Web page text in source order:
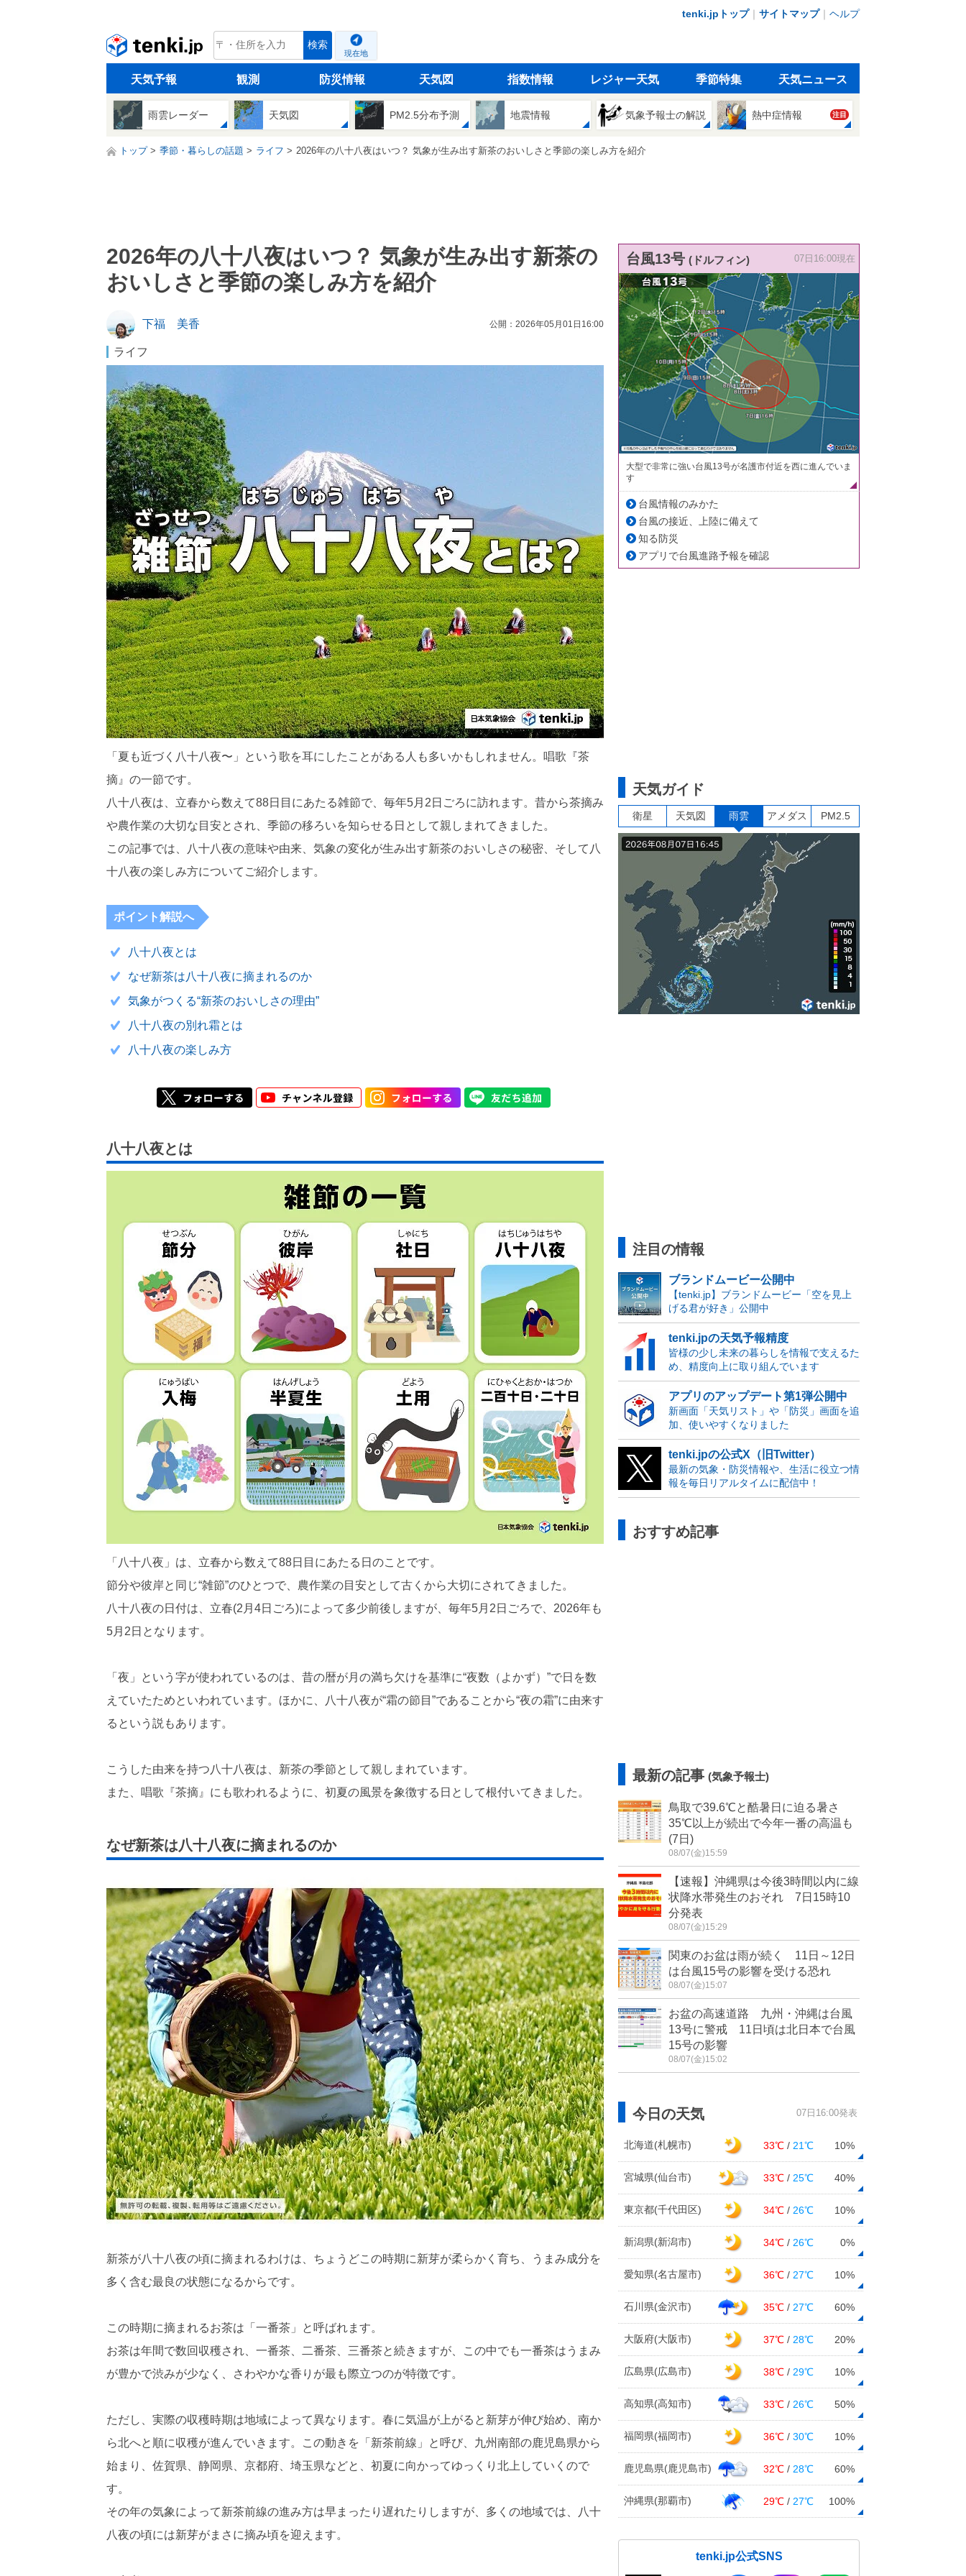
tenki.jpトップ｜ サイトマップ｜ ヘルプ
tenki.jp 検索
現在地
天気予報 観測 防災情報 天気図 指数情報 レジャー天気 季節特集 天気ニュース
雨雲レーダー 天気図 PM2.5分布予測 地震情報 気象予報士の解説 熱中症情報 注目
トップ 季節・暮らしの話題 ライフ 2026年の八十八夜はいつ？ 気象が生み出す新茶のおいしさと季節の楽しみ方を紹介
2026年の八十八夜はいつ？ 気象が生み出す新茶の
おいしさと季節の楽しみ方を紹介
下福 美香 公開：2026年05月01日16:00
ライフ
「夏も近づく八十八夜〜」という歌を耳にしたことがある人も多いかもしれません。唱歌『茶
摘』の一節です。
八十八夜は、立春から数えて88日目にあたる雑節で、毎年5月2日ごろに訪れます。昔から茶摘み
や農作業の大切な目安とされ、季節の移ろいを知らせる日として親しまれてきました。
この記事では、八十八夜の意味や由来、気象の変化が生み出す新茶のおいしさの秘密、そして八
十八夜の楽しみ方についてご紹介します。
ポイント解説へ
八十八夜とは
なぜ新茶は八十八夜に摘まれるのか
気象がつくる“新茶のおいしさの理由”
八十八夜の別れ霜とは
八十八夜の楽しみ方
八十八夜とは
「八十八夜」は、立春から数えて88日目にあたる日のことです。
節分や彼岸と同じ“雑節”のひとつで、農作業の目安として古くから大切にされてきました。
八十八夜の日付は、立春(2月4日ごろ)によって多少前後しますが、毎年5月2日ごろで、2026年も
5月2日となります。
「夜」という字が使われているのは、昔の暦が月の満ち欠けを基準に“夜数（よかず）”で日を数
えていたためといわれています。ほかに、八十八夜が“霜の節目”であることから“夜の霜”に由来す
るという説もあります。
こうした由来を持つ八十八夜は、新茶の季節として親しまれています。
また、唱歌『茶摘』にも歌われるように、初夏の風景を象徴する日として根付いてきました。
なぜ新茶は八十八夜に摘まれるのか
新茶が八十八夜の頃に摘まれるわけは、ちょうどこの時期に新芽が柔らかく育ち、うまみ成分を
多く含む最良の状態になるからです。
この時期に摘まれるお茶は「一番茶」と呼ばれます。
お茶は年間で数回収穫され、一番茶、二番茶、三番茶と続きますが、この中でも一番茶はうまみ
が豊かで渋みが少なく、さわやかな香りが最も際立つのが特徴です。
ただし、実際の収穫時期は地域によって異なります。春に気温が上がると新芽が伸び始め、南か
ら北へと順に収穫が進んでいきます。この動きを「新茶前線」と呼び、九州南部の鹿児島県から
始まり、佐賀県、静岡県、京都府、埼玉県などと、初夏に向かってゆっくり北上していくので
す。
その年の気象によって新茶前線の進み方は早まったり遅れたりしますが、多くの地域では、八十
八夜の頃には新芽がまさに摘み頃を迎えます。
台風13号 (ドルフィン) 07日16:00現在
大型で非常に強い台風13号が名護市付近を西に進んでいま
す
台風情報のみかた
台風の接近、上陸に備えて
知る防災
アプリで台風進路予報を確認
天気ガイド
衛星 天気図 雨雲 アメダス PM2.5
注目の情報
ブランドムービー公開中
【tenki.jp】ブランドムービー「空を見上
げる君が好き」公開中
tenki.jpの天気予報精度
皆様の少し未来の暮らしを情報で支えるた
め、精度向上に取り組んでいます
アプリのアップデート第1弾公開中
新画面「天気リスト」や「防災」画面を追
加、使いやすくなりました
tenki.jpの公式X（旧Twitter）
最新の気象・防災情報や、生活に役立つ情
報を毎日リアルタイムに配信中！
おすすめ記事
最新の記事 (気象予報士)
鳥取で39.6℃と酷暑日に迫る暑さ
35℃以上が続出で今年一番の高温も
(7日)
08/07(金)15:59
【速報】沖縄県は今後3時間以内に線
状降水帯発生のおそれ 7日15時10
分発表
08/07(金)15:29
関東のお盆は雨が続く 11日～12日
は台風15号の影響を受ける恐れ
08/07(金)15:07
お盆の高速道路 九州・沖縄は台風
13号に警戒 11日頃は北日本で台風
15号の影響
08/07(金)15:02
今日の天気 07日16:00発表
北海道(札幌市) 33℃ / 21℃ 10%
宮城県(仙台市) 33℃ / 25℃ 40%
東京都(千代田区) 34℃ / 26℃ 10%
新潟県(新潟市) 34℃ / 26℃ 0%
愛知県(名古屋市) 36℃ / 27℃ 10%
石川県(金沢市) 35℃ / 27℃ 60%
大阪府(大阪市) 37℃ / 28℃ 20%
広島県(広島市) 38℃ / 29℃ 10%
高知県(高知市) 33℃ / 26℃ 50%
福岡県(福岡市) 36℃ /30℃ 10%
鹿児島県(鹿児島市) 32℃ / 28℃ 60%
沖縄県(那覇市) 29℃ / 27℃ 100%
tenki.jp公式SNS